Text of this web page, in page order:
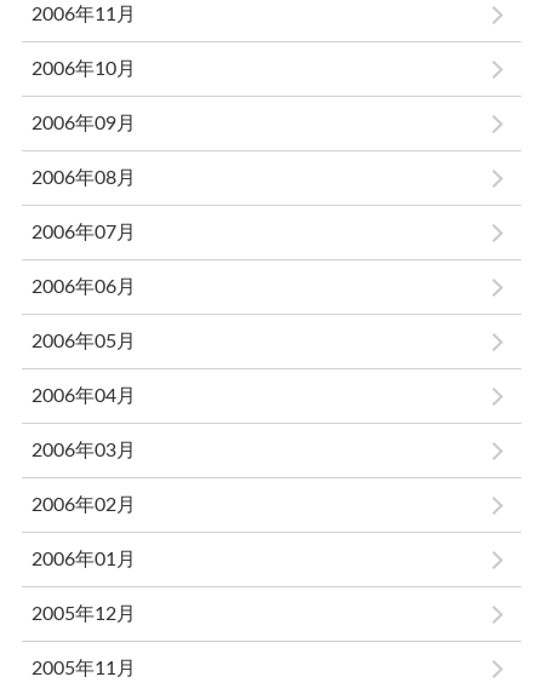
2006年11月
2006年10月
2006年09月
2006年08月
2006年07月
2006年06月
2006年05月
2006年04月
2006年03月
2006年02月
2006年01月
2005年12月
2005年11月